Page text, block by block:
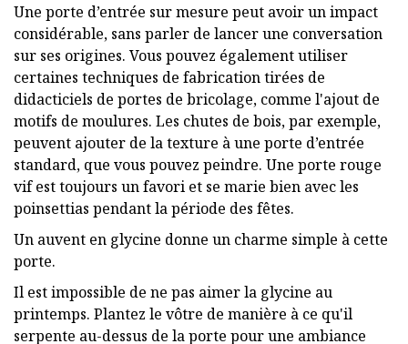
Une porte d’entrée sur mesure peut avoir un impact
considérable, sans parler de lancer une conversation
sur ses origines. Vous pouvez également utiliser
certaines techniques de fabrication tirées de
didacticiels de portes de bricolage, comme l'ajout de
motifs de moulures. Les chutes de bois, par exemple,
peuvent ajouter de la texture à une porte d’entrée
standard, que vous pouvez peindre. Une porte rouge
vif est toujours un favori et se marie bien avec les
poinsettias pendant la période des fêtes.
Un auvent en glycine donne un charme simple à cette
porte.
Il est impossible de ne pas aimer la glycine au
printemps. Plantez le vôtre de manière à ce qu'il
serpente au-dessus de la porte pour une ambiance